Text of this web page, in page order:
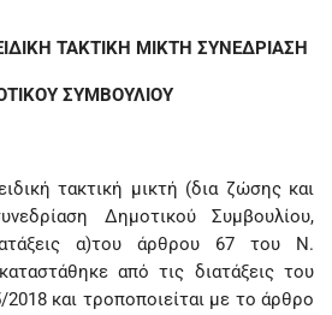
ΤΑΚΤΙΚΗ ΜΙΚΤΗ ΣΥΝΕΔΡΙΑΣΗ
ΣΥΜΒΟΥΛΙΟΥ
τακτική μικτή (δια ζώσης και
Δημοτικού Συμβουλίου,
α)του άρθρου 67 του Ν.
από τις διατάξεις του
και τροποποιείται με το άρθρο